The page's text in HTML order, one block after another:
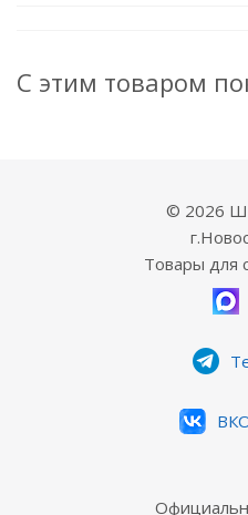
С этим товаром
© 2026
Товары для